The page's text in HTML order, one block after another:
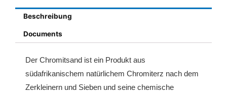
Beschreibung
Documents
Der Chromitsand ist ein Produkt aus
südafrikanischem natürlichem Chromiterz nach dem
Zerkleinern und Sieben und seine chemische